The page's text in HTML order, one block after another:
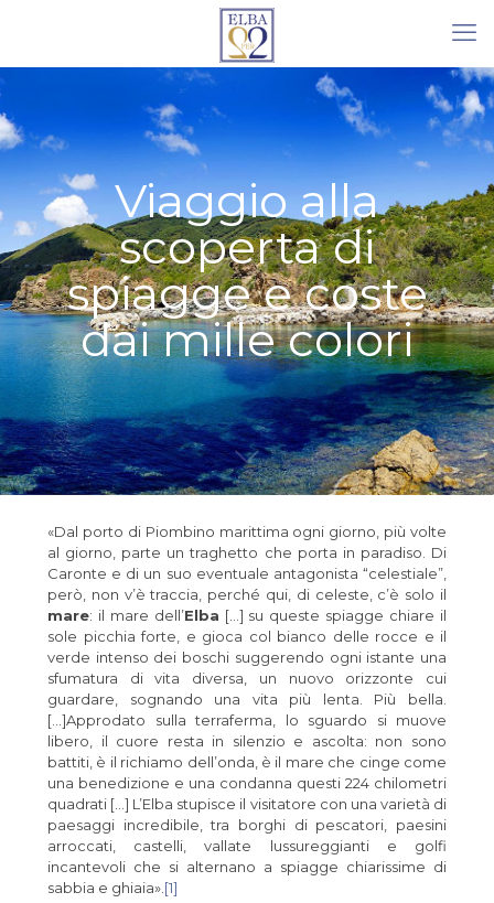
Viaggio alla
scoperta di
spiagge e coste
dai mille colori
«Dal porto di Piombino marittima ogni giorno, più volte
al giorno, parte un traghetto che porta in paradiso. Di
Caronte e di un suo eventuale antagonista “celestiale”,
però, non v’è traccia, perché qui, di celeste, c’è solo il
mare: il mare dell’Elba […] su queste spiagge chiare il
sole picchia forte, e gioca col bianco delle rocce e il
verde intenso dei boschi suggerendo ogni istante una
sfumatura di vita diversa, un nuovo orizzonte cui
guardare, sognando una vita più lenta. Più bella.
[…]Approdato sulla terraferma, lo sguardo si muove
libero, il cuore resta in silenzio e ascolta: non sono
battiti, è il richiamo dell’onda, è il mare che cinge come
una benedizione e una condanna questi 224 chilometri
quadrati […] L’Elba stupisce il visitatore con una varietà di
paesaggi incredibile, tra borghi di pescatori, paesini
arroccati, castelli, vallate lussureggianti e golfi
incantevoli che si alternano a spiagge chiarissime di
sabbia e ghiaia». [1]